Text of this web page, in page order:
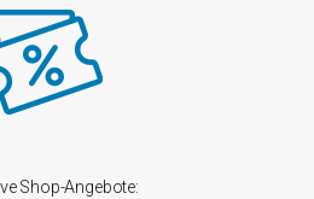
Shop-Angebote: